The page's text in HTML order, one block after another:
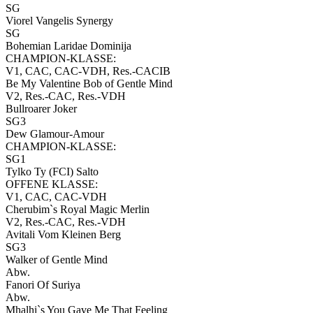
SG
Viorel Vangelis Synergy
SG
Bohemian Laridae Dominija
CHAMPION-KLASSE:
V1, CAC, CAC-VDH, Res.-CACIB
Be My Valentine Bob of Gentle Mind
V2, Res.-CAC, Res.-VDH
Bullroarer Joker
SG3
Dew Glamour-Amour
CHAMPION-KLASSE:
SG1
Tylko Ty (FCI) Salto
OFFENE KLASSE:
V1, CAC, CAC-VDH
Cherubim`s Royal Magic Merlin
V2, Res.-CAC, Res.-VDH
Avitali Vom Kleinen Berg
SG3
Walker of Gentle Mind
Abw.
Fanori Of Suriya
Abw.
Mhalhi`s You Gave Me That Feeling